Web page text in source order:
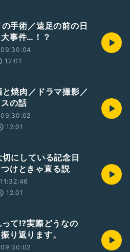
手術／遠足の前の日
事件…！？
12:01
焼肉／ドラマ撮影／
の話
12:01
にしている記念日
けときゃ直る説
12:01
て⁉︎実際どうなの
り返ります。